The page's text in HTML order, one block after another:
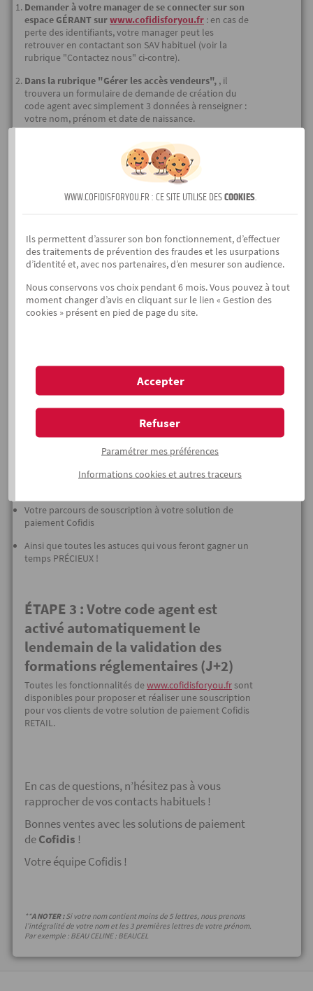
Demander à votre manager de se connecter sur son
espace GÉRANT surwww.cofidisforyou.fr : en cas de
perte des identifiants, votre manager peut les
retrouver en contactant son SAV habituel (voir la
rubrique "Contactez nous" ci-contre).
Dans la rubrique "Gérer les accès vendeurs", , il
trouvera un formulaire de demande de création du
code agent avec simplement 3 données à renseigner :
votre nom, prénom et date de naissance.
A J+1 ouvré, votre code est activé pour accéder à
: Un mail vous le confirmera.
Sauf dispositions particulières liées à votre enseigne, il
est toujours sous le format** : 5 premières lettres de
votre nom et les 3 premières de votre prénom. Par
exemple : DURAND PIERRE / DURANPIE. Validez cela
ÉTAPE 2 : Validez votre dispositif de
formation réglementaire
obligatoire dès le lendemain (J+1)
DIRECTEMENT à votre espace personnalisé sur
en cliquant sur
"Mes formations"
"Ma boite à outils".
Lors de la1 connexion, allez directement réaliser et
valider vos modules réglementaires obligatoires !
(IMPORTANT : votre accès à
limité à la formation tant que ces modules ne sont pas
Puis les autres modules disponibles qui vous
Votre parcours de souscription à votre solution de
paiement Cofidis
Ainsi que toutes les astuces qui vous feront gagner un
temps PRÉCIEUX !
ÉTAPE 3 : Votre code agent est
activé automatiquement le
lendemain de la validation des
formations réglementaires (J+2)
Toutes les fonctionnalités dewww.cofidisforyou.fr sont
disponibles pour proposer et réaliser une souscription
pour vos clients de votre solution de paiement Cofidis
RETAIL.
En cas de questions, n’hésitez pas à vous
rapprocher de vos contacts habituels !
Bonnes ventes avec les solutions de paiement
deCofidis !
Votre équipe Cofidis !
**A NOTER :Si votre nom contient moins de 5 lettres, nous prenons
l’intégralité de votre nom et les 3 premières lettres de votre prénom.
Par exemple : BEAU CELINE : BEAUCEL
WWW.COFIDISFORYOU.FR : CE SITE UTILISE DESCOOKIES.
Ils permettent d’assurer son bon fonctionnement, d’effectuer
des traitements de prévention des fraudes et les usurpations
d’identité et, avec nos partenaires, d’en mesurer son audience.
Nous conservons vos choix pendant 6 mois. Vous pouvez à tout
moment changer d’avis en cliquant sur le lien « Gestion des
cookies » présent en pied de page du site.
Accepter
Refuser
Paramétrer mes préférences
Informationscookieset autres traceurs